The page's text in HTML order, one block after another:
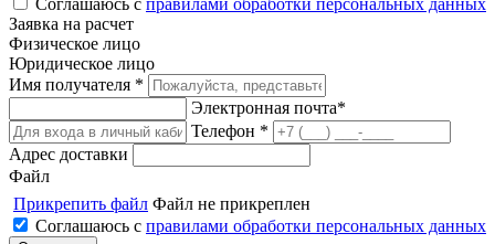
Заявка на расчет
Физическое лицо
Юридическое лицо
Имя получателя *
Электронная почта*
Телефон *
Адрес доставки
Файл
Прикрепить файл Файл не прикреплен
Соглашаюсь с правилами обработки персональных данных